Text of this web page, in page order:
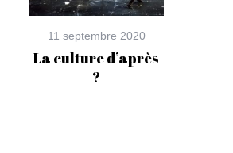
11 septembre 2020
La culture d’après
?